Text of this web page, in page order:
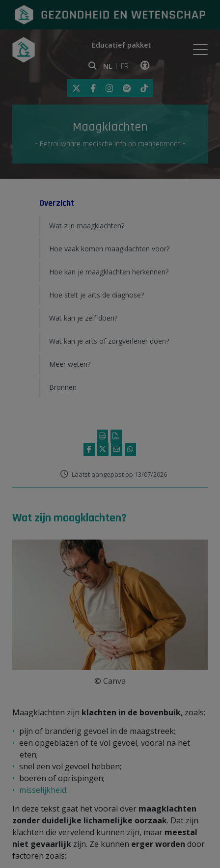
Onderwerpen
Gezondheid in de media
Educatief pakket
NL FR
Klik op deze link om
Maagklachten
- Betrouwbare medische info op mensenmaat -
Overzicht
Wat zijn maagklachten?
Hoe vaak komen maagklachten voor?
Hoe kan je maagklachten herkennen?
Hoe stelt je arts de diagnose?
Wat kan je zelf doen?
Wat kan je arts of zorgverlener doen?
Meer weten?
Bronnen
Laatst aangepast op 13/07/2026
Wat zijn maagklachten?
© Canva
Maagklachten zijn klachten in de bovenbuik, zoals:
pijn of branderig gevoel in de maagstreek;
een opgeblazen of te vol gevoel, vooral na het
eten;
snel een vol gevoel hebben;
boeren of oprispingen;
misselijkheid.
In deze tekst gaat het vooral over maagklachten
zonder duidelijke lichamelijke oorzaak. Dat zijn
klachten die vervelend kunnen zijn, maar meestal
niet gevaarlijk zijn. Ze kunnen erger worden door
factoren zoals: